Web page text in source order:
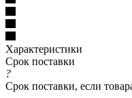
Характеристики
Срок поставки
?
Срок поставки, если